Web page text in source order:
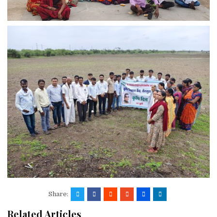
Share:
Related Articles